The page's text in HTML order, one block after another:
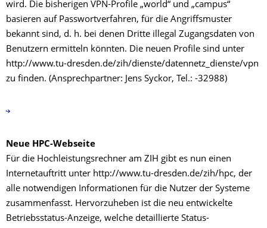
wird. Die bisherigen VPN-Profile „world“ und „campus“
basieren auf Passwortverfahren, für die Angriffsmuster
bekannt sind, d. h. bei denen Dritte illegal Zugangsdaten von
Benutzern ermitteln könnten. Die neuen Profile sind unter
http://www.tu-dresden.de/zih/dienste/datennetz_dienste/vpn
zu finden. (Ansprechpartner: Jens Syckor, Tel.: -32988)
Neue HPC-Webseite
Für die Hochleistungsrechner am ZIH gibt es nun einen
Internetauftritt unter http://www.tu-dresden.de/zih/hpc, der
alle notwendigen Informationen für die Nutzer der Systeme
zusammenfasst. Hervorzuheben ist die neu entwickelte
Betriebsstatus-Anzeige, welche detaillierte Status-